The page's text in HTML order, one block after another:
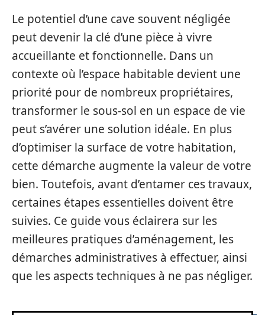
Le potentiel d’une cave souvent négligée
peut devenir la clé d’une pièce à vivre
accueillante et fonctionnelle. Dans un
contexte où l’espace habitable devient une
priorité pour de nombreux propriétaires,
transformer le sous-sol en un espace de vie
peut s’avérer une solution idéale. En plus
d’optimiser la surface de votre habitation,
cette démarche augmente la valeur de votre
bien. Toutefois, avant d’entamer ces travaux,
certaines étapes essentielles doivent être
suivies. Ce guide vous éclairera sur les
meilleures pratiques d’aménagement, les
démarches administratives à effectuer, ainsi
que les aspects techniques à ne pas négliger.